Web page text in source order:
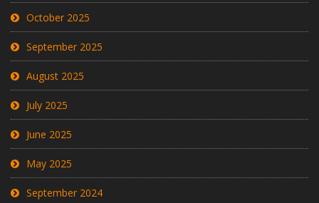
October 2025
September 2025
August 2025
July 2025
June 2025
May 2025
September 2024